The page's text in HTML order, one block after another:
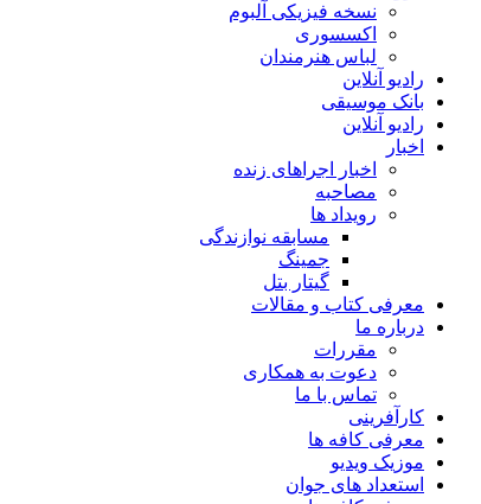
نسخه فیزیکی آلبوم
اکسسوری
لباس هنرمندان
رادیو آنلاین
بانک موسیقی
رادیو آنلاین
اخبار
اخبار اجراهای زنده
مصاحبه
رویداد ها
مسابقه نوازندگی
جمینگ
گیتار بتل
معرفی کتاب و مقالات
درباره ما
مقررات
دعوت به همکاری
تماس با ما
کارآفرینی
معرفی کافه ها
موزیک ویدیو
استعداد های جوان